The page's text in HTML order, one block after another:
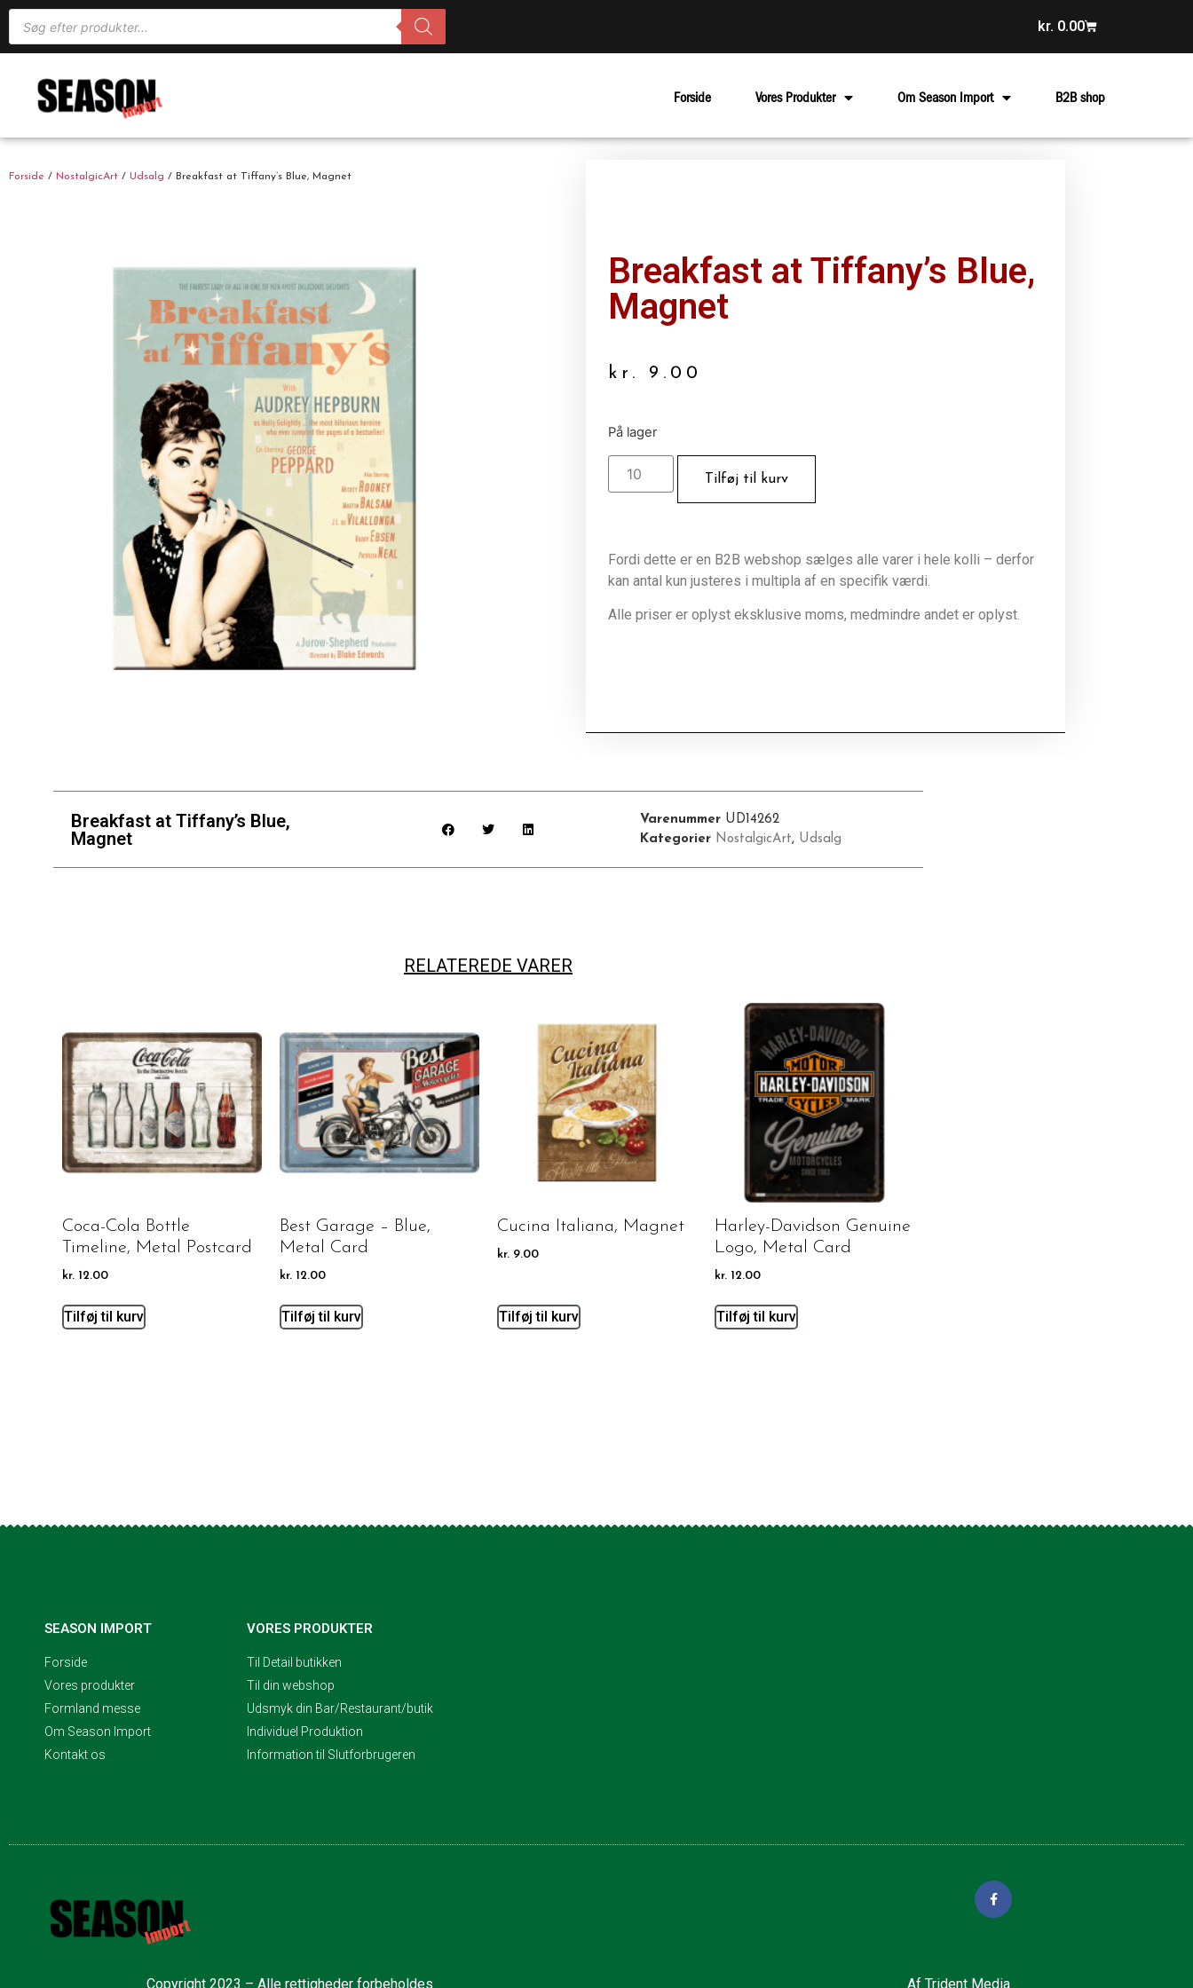
kr. 0.00
Forside Vores Produkter Om Season Import B2B shop
Forside / NostalgicArt / Udsalg / Breakfast at Tiffany’s Blue, Magnet
Breakfast at Tiffany’s Blue,
Magnet
kr. 9.00
På lager
Tilføj til kurv
Fordi dette er en B2B webshop sælges alle varer i hele kolli – derfor
kan antal kun justeres i multipla af en specifik værdi.
Alle priser er oplyst eksklusive moms, medmindre andet er oplyst.
Breakfast at Tiffany’s Blue,
Magnet
Varenummer UD14262
Kategorier NostalgicArt, Udsalg
RELATEREDE VARER
Coca-Cola Bottle
Timeline, Metal Postcard
kr. 12.00
Tilføj til kurv
Best Garage – Blue,
Metal Card
kr. 12.00
Tilføj til kurv
Cucina Italiana, Magnet
kr. 9.00
Tilføj til kurv
Harley-Davidson Genuine
Logo, Metal Card
kr. 12.00
Tilføj til kurv
SEASON IMPORT
Forside
Vores produkter
Formland messe
Om Season Import
Kontakt os
VORES PRODUKTER
Til Detail butikken
Til din webshop
Udsmyk din Bar/Restaurant/butik
Individuel Produktion
Information til Slutforbrugeren
Copyright 2023 – Alle rettigheder forbeholdes AfTrident Media